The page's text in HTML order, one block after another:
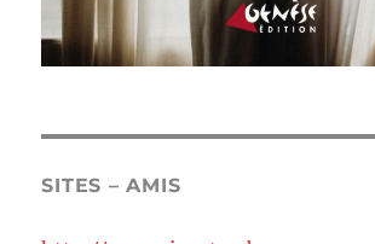
SITES – AMIS